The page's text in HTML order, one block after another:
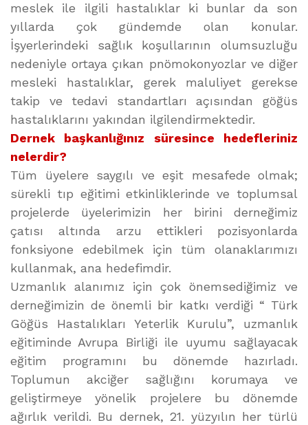
meslek ile ilgili hastalıklar ki bunlar da son
yıllarda çok gündemde olan konular.
İşyerlerindeki sağlık koşullarının olumsuzluğu
nedeniyle ortaya çıkan pnömokonyozlar ve diğer
mesleki hastalıklar, gerek maluliyet gerekse
takip ve tedavi standartları açısından göğüs
hastalıklarını yakından ilgilendirmektedir.
Dernek başkanlığınız süresince hedefleriniz
nelerdir?
Tüm üyelere saygılı ve eşit mesafede olmak;
sürekli tıp eğitimi etkinliklerinde ve toplumsal
projelerde üyelerimizin her birini derneğimiz
çatısı altında arzu ettikleri pozisyonlarda
fonksiyone edebilmek için tüm olanaklarımızı
kullanmak, ana hedefimdir.
Uzmanlık alanımız için çok önemsediğimiz ve
derneğimizin de önemli bir katkı verdiği “ Türk
Göğüs Hastalıkları Yeterlik Kurulu”, uzmanlık
eğitiminde Avrupa Birliği ile uyumu sağlayacak
eğitim programını bu dönemde hazırladı.
Toplumun akciğer sağlığını korumaya ve
geliştirmeye yönelik projelere bu dönemde
ağırlık verildi. Bu dernek, 21. yüzyılın her türlü